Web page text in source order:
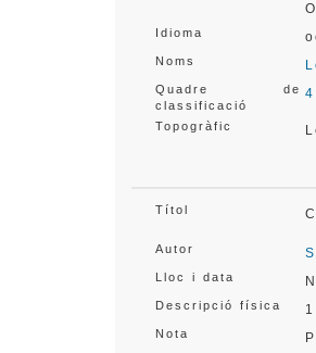
Idioma
Noms
Quadre de
classificació
Topogràfic
Títol
Autor
Lloc i data
Descripció física
Nota